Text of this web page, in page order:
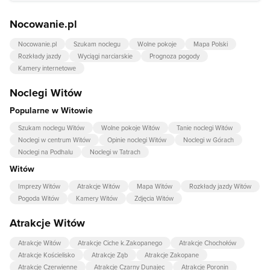
Nocowanie.pl
Nocowanie.pl Szukam noclegu Wolne pokoje
Mapa Polski
Rozkłady jazdy
Wyciągi narciarskie
Prognoza pogody
Kamery internetowe
Noclegi Witów
Popularne w Witowie
Szukam noclegu Witów Wolne pokoje Witów
Tanie noclegi Witów
Noclegi w centrum Witów
Opinie noclegi Witów
Noclegi w Górach
Noclegi na Podhalu
Noclegi w Tatrach
Witów
Imprezy Witów Atrakcje Witów Mapa Witów
Rozkłady jazdy Witów
Pogoda Witów
Kamery Witów Zdjęcia Witów
Atrakcje Witów
Atrakcje Witów Atrakcje Ciche k.Zakopanego
Atrakcje Chochołów
Atrakcje Kościelisko
Atrakcje Ząb
Atrakcje Zakopane
Atrakcje Czerwienne
Atrakcje Czarny Dunajec
Atrakcje Poronin